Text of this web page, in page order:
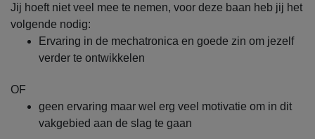
Jij hoeft niet veel mee te nemen, voor deze baan heb jij het
volgende nodig:
Ervaring in de mechatronica en goede zin om jezelf
verder te ontwikkelen
OF
geen ervaring maar wel erg veel motivatie om in dit
vakgebied aan de slag te gaan